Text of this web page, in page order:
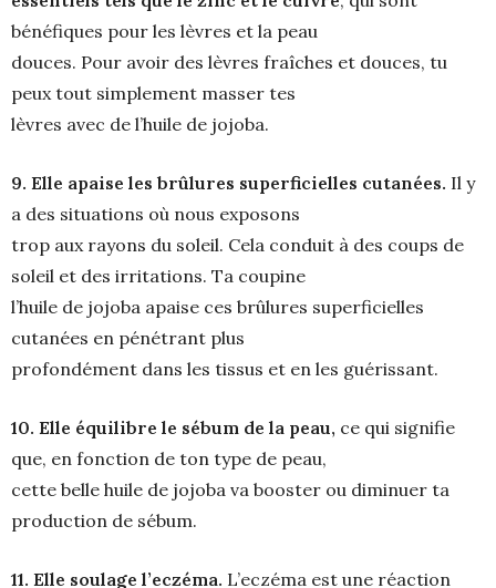
bénéfiques pour les lèvres et la peau
douces. Pour avoir des lèvres fraîches et douces, tu
peux tout simplement masser tes
lèvres avec de l’huile de jojoba.
9. Elle apaise les brûlures superficielles cutanées. Il y
a des situations où nous exposons
trop aux rayons du soleil. Cela conduit à des coups de
soleil et des irritations. Ta coupine
l’huile de jojoba apaise ces brûlures superficielles
cutanées en pénétrant plus
profondément dans les tissus et en les guérissant.
10. Elle équilibre le sébum de la peau, ce qui signifie
que, en fonction de ton type de peau,
cette belle huile de jojoba va booster ou diminuer ta
production de sébum.
11. Elle soulage l’eczéma. L’eczéma est une réaction